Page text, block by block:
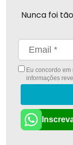
Nunca foi
Eu concordo
informações